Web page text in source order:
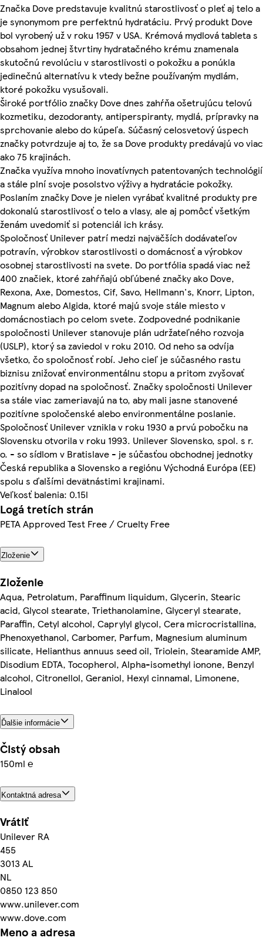
Značka Dove predstavuje kvalitnú starostlivosť o pleť aj telo a
je synonymom pre perfektnú hydratáciu. Prvý produkt Dove
bol vyrobený už v roku 1957 v USA. Krémová mydlová tableta s
obsahom jednej štvrtiny hydratačného krému znamenala
skutočnú revolúciu v starostlivosti o pokožku a ponúkla
jedinečnú alternatívu k vtedy bežne používaným mydlám,
ktoré pokožku vysušovali.
Široké portfólio značky Dove dnes zahŕňa ošetrujúcu telovú
kozmetiku, dezodoranty, antiperspiranty, mydlá, prípravky na
sprchovanie alebo do kúpeľa. Súčasný celosvetový úspech
značky potvrdzuje aj to, že sa Dove produkty predávajú vo viac
ako 75 krajinách.
Značka využíva mnoho inovatívnych patentovaných technológií
a stále plní svoje posolstvo výživy a hydratácie pokožky.
Poslaním značky Dove je nielen vyrábať kvalitné produkty pre
dokonalú starostlivosť o telo a vlasy, ale aj pomôcť všetkým
ženám uvedomiť si potenciál ich krásy.
Spoločnosť Unilever patrí medzi najväčších dodávateľov
potravín, výrobkov starostlivosti o domácnosť a výrobkov
osobnej starostlivosti na svete. Do portfólia spadá viac než
400 značiek, ktoré zahŕňajú obľúbené značky ako Dove,
Rexona, Axe, Domestos, Cif, Savo, Hellmann's, Knorr, Lipton,
Magnum alebo Algida, ktoré majú svoje stále miesto v
domácnostiach po celom svete. Zodpovedné podnikanie
spoločnosti Unilever stanovuje plán udržateľného rozvoja
(USLP), ktorý sa zaviedol v roku 2010. Od neho sa odvíja
všetko, čo spoločnosť robí. Jeho cieľ je súčasného rastu
biznisu znižovať environmentálnu stopu a pritom zvyšovať
pozitívny dopad na spoločnosť. Značky spoločnosti Unilever
sa stále viac zameriavajú na to, aby mali jasne stanovené
pozitívne spoločenské alebo environmentálne poslanie.
Spoločnosť Unilever vznikla v roku 1930 a prvú pobočku na
Slovensku otvorila v roku 1993. Unilever Slovensko, spol. s r.
o. - so sídlom v Bratislave - je súčasťou obchodnej jednotky
Česká republika a Slovensko a regiónu Východná Európa (EE)
spolu s ďalšími devätnástimi krajinami.
Veľkosť balenia: 0.15l
Logá tretích strán
PETA Approved Test Free / Cruelty Free
Zloženie
Zloženie
Aqua, Petrolatum, Paraffinum liquidum, Glycerin, Stearic
acid, Glycol stearate, Triethanolamine, Glyceryl stearate,
Paraffin, Cetyl alcohol, Caprylyl glycol, Cera microcristallina,
Phenoxyethanol, Carbomer, Parfum, Magnesium aluminum
silicate, Helianthus annuus seed oil, Triolein, Stearamide AMP,
Disodium EDTA, Tocopherol, Alpha-isomethyl ionone, Benzyl
alcohol, Citronellol, Geraniol, Hexyl cinnamal, Limonene,
Linalool
Ďalšie informácie
Čistý obsah
150ml ℮
Kontaktná adresa
Vrátiť
Unilever RA
455
3013 AL
NL
0850 123 850
www.unilever.com
www.dove.com
Meno a adresa